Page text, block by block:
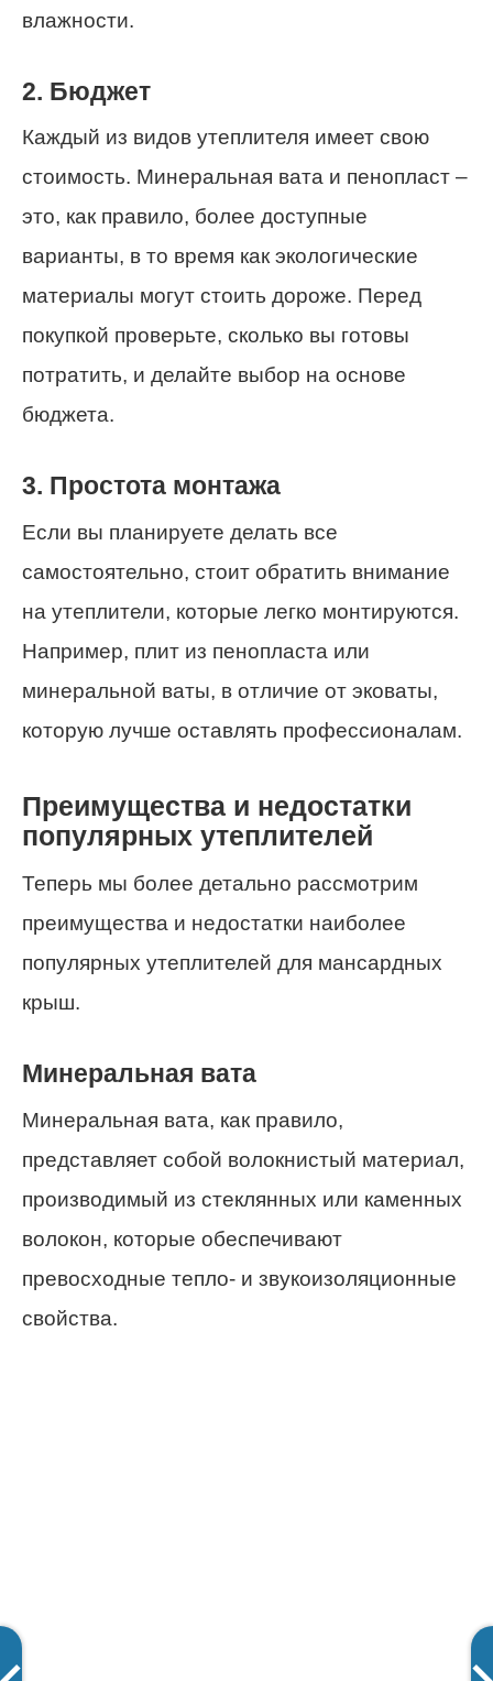
влажности.
2. Бюджет
Каждый из видов утеплителя имеет свою
стоимость. Минеральная вата и пенопласт –
это, как правило, более доступные
варианты, в то время как экологические
материалы могут стоить дороже. Перед
покупкой проверьте, сколько вы готовы
потратить, и делайте выбор на основе
бюджета.
3. Простота монтажа
Если вы планируете делать все
самостоятельно, стоит обратить внимание
на утеплители, которые легко монтируются.
Например, плит из пенопласта или
минеральной ваты, в отличие от эковаты,
которую лучше оставлять профессионалам.
Преимущества и недостатки
популярных утеплителей
Теперь мы более детально рассмотрим
преимущества и недостатки наиболее
популярных утеплителей для мансардных
крыш.
Минеральная вата
Минеральная вата, как правило,
представляет собой волокнистый материал,
производимый из стеклянных или каменных
волокон, которые обеспечивают
превосходные тепло- и звукоизоляционные
свойства.